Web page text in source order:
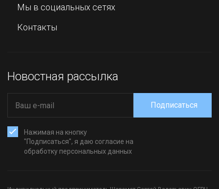
Мы в социальных сетях
Контакты
Новостная рассылка
Нажимая на кнопку
"Подписаться", я даю согласие на
обработку персональных данных
Подписаться